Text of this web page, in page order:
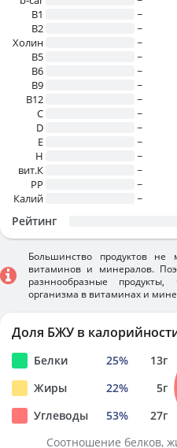
В1
~
B2
~
Холин
~
B5
~
B6
~
B9
~
B12
~
C
~
D
~
E
~
H
~
вит.К
~
PP
~
Калий
~
Рейтинг
Большинство продуктов
витаминов и минералов.
разннообразные продукты,
организма в витаминах и
Доля БЖУ в
Белки 25% 13г
Жиры
22% 5г
Углеводы
53% 27г
Соотношение белков,